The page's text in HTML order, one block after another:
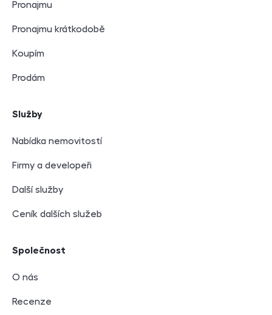
Pronajmu
Pronajmu krátkodobě
Koupím
Prodám
Služby
Nabídka nemovitostí
Firmy a developeři
Další služby
Ceník dalších služeb
Společnost
O nás
Recenze